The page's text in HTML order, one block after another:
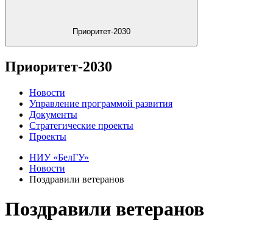
Приоритет-2030
Приоритет-2030
Новости
Управление программой развития
Документы
Стратегические проекты
Проекты
НИУ «БелГУ»
Новости
Поздравили ветеранов
Поздравили ветеранов